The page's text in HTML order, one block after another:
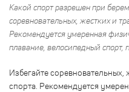
Какой спорт разрешен при
соревновательных, жестких и
Рекомендуется умеренная
плавание, велосипедный спорт,
Избегайте
спорта. Рекомендуется